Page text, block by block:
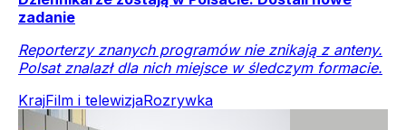
zadanie
Reporterzy znanych programów nie znikają z anteny.
Polsat znalazł dla nich miejsce w śledczym formacie.
KrajFilm i telewizjaRozrywka